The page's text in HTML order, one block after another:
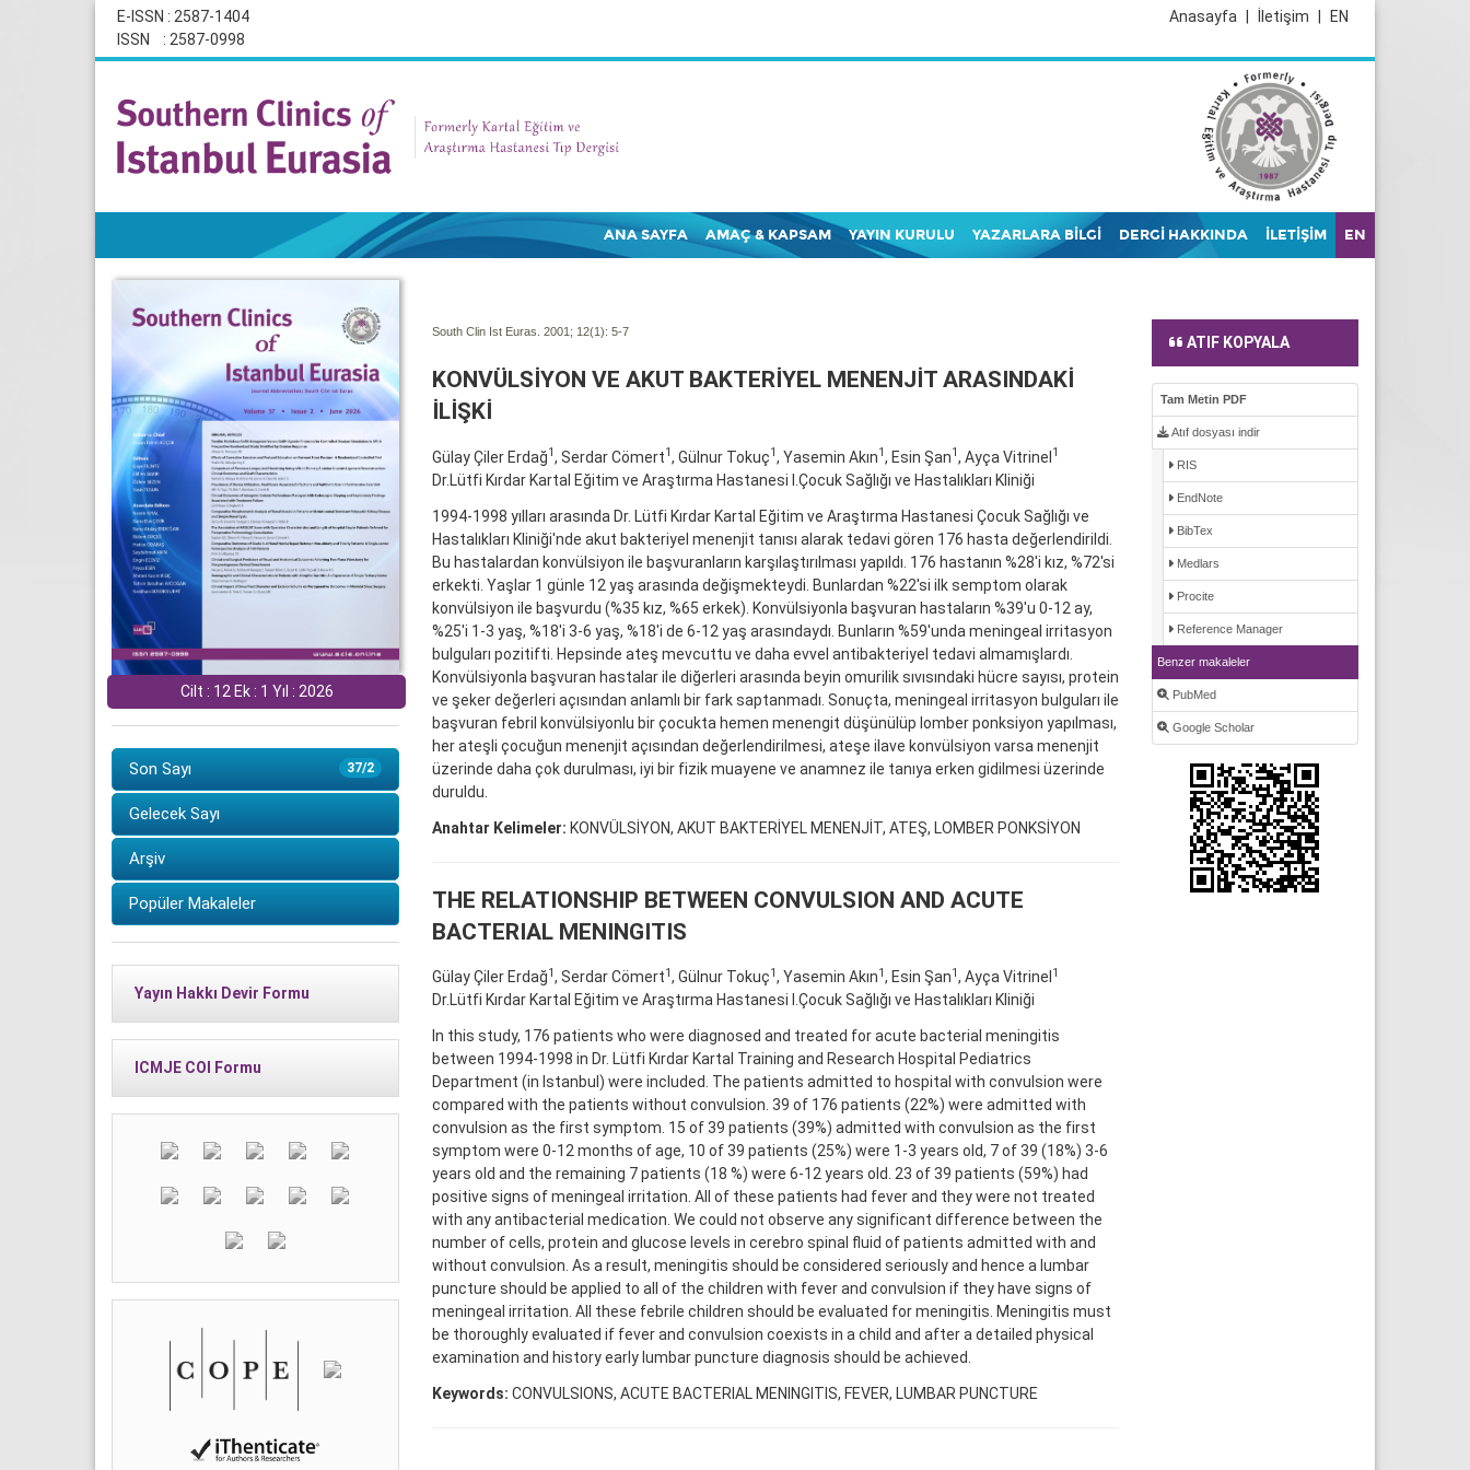
E-ISSN : 2587-1404
ISSN : 2587-0998
EN
İletişim
Anasayfa
ANA SAYFA AMAÇ & KAPSAM YAYIN KURULU YAZARLARA BİLGİ DERGİ HAKKINDA İLETİŞİM EN
Cilt : 12 Ek : 1 Yıl : 2026
37/2
Son Sayı
Gelecek Sayı
Arşiv
Popüler Makaleler
Yayın Hakkı Devir Formu
ICMJE COI Formu
South Clin Ist Euras. 2001; 12(1): 5-7
KONVÜLSİYON VE AKUT BAKTERİYEL MENENJİT ARASINDAKİ
İLİŞKİ
Gülay Çiler Erdağ1 , Serdar Cömert1 , Gülnur Tokuç1 , Yasemin Akın1 , Esin Şan1 , Ayça Vitrinel 1
Dr.Lütfi Kırdar Kartal Eğitim ve Araştırma Hastanesi I.Çocuk Sağlığı ve Hastalıkları Kliniği
1994-1998 yılları arasında Dr. Lütfi Kırdar Kartal Eğitim ve Araştırma Hastanesi Çocuk Sağlığı ve
Hastalıkları Kliniği'nde akut bakteriyel menenjit tanısı alarak tedavi gören 176 hasta değerlendirildi.
Bu hastalardan konvülsiyon ile başvuranların karşılaştırılması yapıldı. 176 hastanın %28'i kız, %72'si
erkekti. Yaşlar 1 günle 12 yaş arasında değişmekteydi. Bunlardan %22'si ilk semptom olarak
konvülsiyon ile başvurdu (%35 kız, %65 erkek). Konvülsiyonla başvuran hastaların %39'u 0-12 ay,
%25'i 1-3 yaş, %18'i 3-6 yaş, %18'i de 6-12 yaş arasındaydı. Bunların %59'unda meningeal irritasyon
bulguları pozitifti. Hepsinde ateş mevcuttu ve daha evvel antibakteriyel tedavi almamışlardı.
Konvülsiyonla başvuran hastalar ile diğerleri arasında beyin omurilik sıvısındaki hücre sayısı, protein
ve şeker değerleri açısından anlamlı bir fark saptanmadı. Sonuçta, meningeal irritasyon bulguları ile
başvuran febril konvülsiyonlu bir çocukta hemen menengit düşünülüp lomber ponksiyon yapılması,
her ateşli çocuğun menenjit açısından değerlendirilmesi, ateşe ilave konvülsiyon varsa menenjit
üzerinde daha çok durulması, iyi bir fizik muayene ve anamnez ile tanıya erken gidilmesi üzerinde
duruldu.
Anahtar Kelimeler: KONVÜLSİYON, AKUT BAKTERİYEL MENENJİT, ATEŞ, LOMBER PONKSİYON
THE RELATIONSHIP BETWEEN CONVULSION AND ACUTE
BACTERIAL MENINGITIS
Gülay Çiler Erdağ1, Serdar Cömert1, Gülnur Tokuç1, Yasemin Akın1, Esin Şan1, Ayça Vitrinel 1
Dr.Lütfi Kırdar Kartal Eğitim ve Araştırma Hastanesi I.Çocuk Sağlığı ve Hastalıkları Kliniği
In this study, 176 patients who were diagnosed and treated for acute bacterial meningitis
between 1994-1998 in Dr. Lütfi Kırdar Kartal Training and Research Hospital Pediatrics
Department (in Istanbul) were included. The patients admitted to hospital with convulsion were
compared with the patients without convulsion. 39 of 176 patients (22%) were admitted with
convulsion as the first symptom. 15 of 39 patients (39%) admitted with convulsion as the first
symptom were 0-12 months of age, 10 of 39 patients (25%) were 1-3 years old, 7 of 39 (18%) 3-6
years old and the remaining 7 patients (18 %) were 6-12 years old. 23 of 39 patients (59%) had
positive signs of meningeal irritation. All of these patients had fever and they were not treated
with any antibacterial medication. We could not observe any significant difference between the
number of cells, protein and glucose levels in cerebro spinal fluid of patients admitted with and
without convulsion. As a result, meningitis should be considered seriously and hence a lumbar
puncture should be applied to all of the children with fever and convulsion if they have signs of
meningeal irritation. All these febrile children should be evaluated for meningitis. Meningitis must
be thoroughly evaluated if fever and convulsion coexists in a child and after a detailed physical
examination and history early lumbar puncture diagnosis should be achieved.
Keywords: CONVULSIONS, ACUTE BACTERIAL MENINGITIS, FEVER, LUMBAR PUNCTURE
ATIF KOPYALA
Tam Metin PDF
Atıf dosyası indir
RIS
EndNote
BibTex
Medlars
Procite
Reference Manager
Benzer makaleler
PubMed
Google Scholar